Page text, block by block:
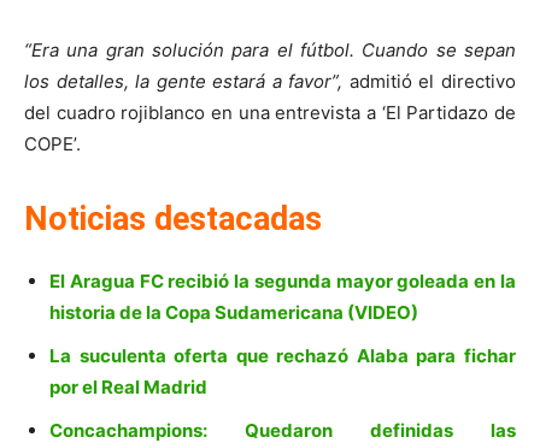
“Era una gran solución para el fútbol. Cuando se sepan
los detalles, la gente estará a favor”, admitió el directivo
del cuadro rojiblanco en una entrevista a ‘El Partidazo de
COPE’.
Noticias destacadas
El Aragua FC recibió la segunda mayor goleada en la
historia de la Copa Sudamericana (VIDEO)
La suculenta oferta que rechazó Alaba para fichar
por el Real Madrid
Concachampions: Quedaron definidas las